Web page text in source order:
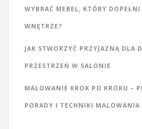
WYBRAĆ MEBEL, KTÓRY DOPEŁNI
WNĘTRZE?
JAK STWORZYĆ PRZYJAZNĄ DLA
PRZESTRZEŃ W SALONIE
MALOWANIE KROK PO KROKU –
PORADY I TECHNIKI MALOWANIA